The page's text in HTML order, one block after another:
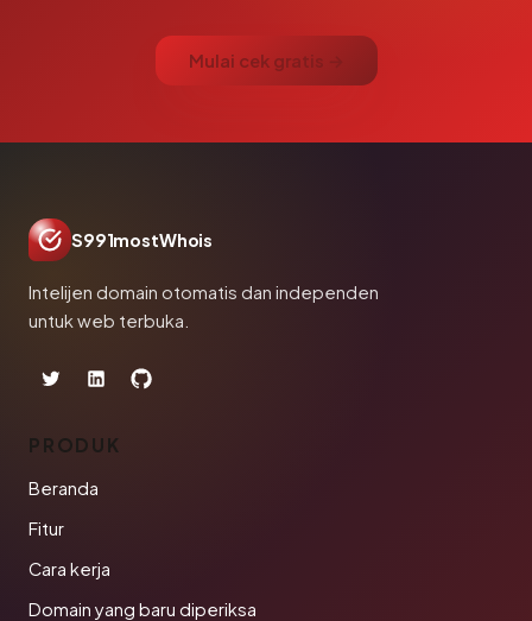
Mulai cek gratis →
S991mostWhois
Intelijen domain otomatis dan independen
untuk web terbuka.
PRODUK
Beranda
Fitur
Cara kerja
Domain yang baru diperiksa